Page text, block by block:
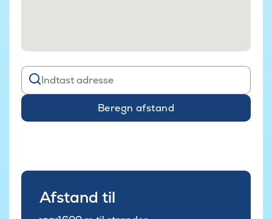
Beregn afstand
Afstand til